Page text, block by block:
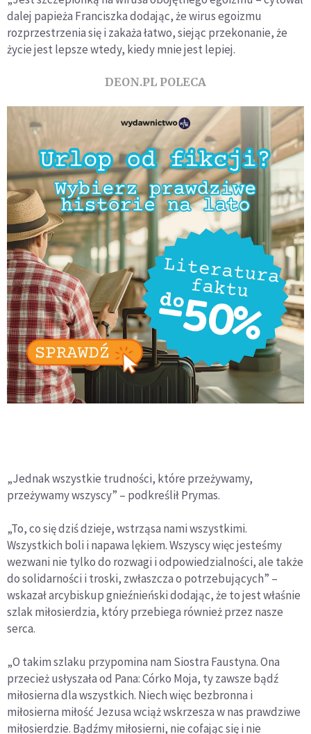
dalej papieża Franciszka dodając, że wirus egoizmu
rozprzestrzenia się i zakaża łatwo, siejąc przekonanie, że
życie jest lepsze wtedy, kiedy mnie jest lepiej.
DEON.PL POLECA
„Jednak wszystkie trudności, które przeżywamy,
przeżywamy wszyscy” – podkreślił Prymas.
„To, co się dziś dzieje, wstrząsa nami wszystkimi.
Wszystkich boli i napawa lękiem. Wszyscy więc jesteśmy
wezwani nie tylko do rozwagi i odpowiedzialności, ale także
do solidarności i troski, zwłaszcza o potrzebujących” –
wskazał arcybiskup gnieźnieński dodając, że to jest właśnie
szlak miłosierdzia, który przebiega również przez nasze
serca.
„O takim szlaku przypomina nam Siostra Faustyna. Ona
przecież usłyszała od Pana: Córko Moja, ty zawsze bądź
miłosierna dla wszystkich. Niech więc bezbronna i
miłosierna miłość Jezusa wciąż wskrzesza w nas prawdziwe
miłosierdzie. Bądźmy miłosierni, nie cofając się i nie